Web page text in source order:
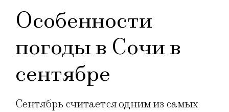
Особенности
погоды в Сочи в
сентябре
Сентябрь считается одним из самых